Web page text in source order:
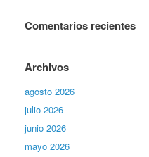
Comentarios recientes
Archivos
agosto 2026
julio 2026
junio 2026
mayo 2026